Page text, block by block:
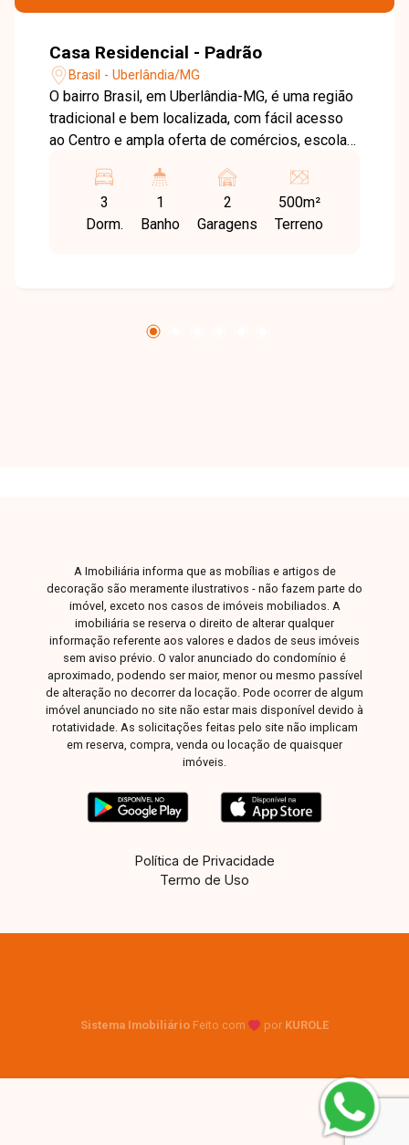
Casa Residencial - Padrão
Brasil - Uberlândia/MG
O bairro Brasil, em Uberlândia-MG, é uma região
tradicional e bem localizada, com fácil acesso
ao Centro e ampla oferta de comércios, escolas
e excelente potencial de investimento. Terreno
com aproximadamente 500 m² de área total,
composto por 4 casas construídas. A casa
distribuição dos ambientes. Imóvel ideal para
3
Dorm.
1
Banho
2
Garagens
500m²
Terreno
A Imobiliária informa que as mobílias e artigos de
decoração são meramente ilustrativos - não fazem parte do
imóvel, exceto nos casos de imóveis mobiliados. A
imobiliária se reserva o direito de alterar qualquer
informação referente aos valores e dados de seus imóveis
sem aviso prévio. O valor anunciado do condomínio é
aproximado, podendo ser maior, menor ou mesmo passível
de alteração no decorrer da locação. Pode ocorrer de algum
imóvel anunciado no site não estar mais disponível devido à
rotatividade. As solicitações feitas pelo site não implicam
em reserva, compra, venda ou locação de quaisquer
imóveis.
Política de Privacidade
Termo de Uso
Sistema Imobiliário Feito com por KUROLE